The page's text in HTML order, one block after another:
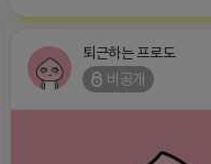
퇴근하는 프로도
비공개